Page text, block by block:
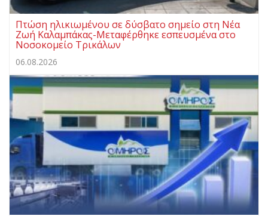
Πτώση ηλικιωμένου σε δύσβατο σημείο στη Νέα
Ζωή Καλαμπάκας-Μεταφέρθηκε εσπευσμένα στο
Νοσοκομείο Τρικάλων
06.08.2026